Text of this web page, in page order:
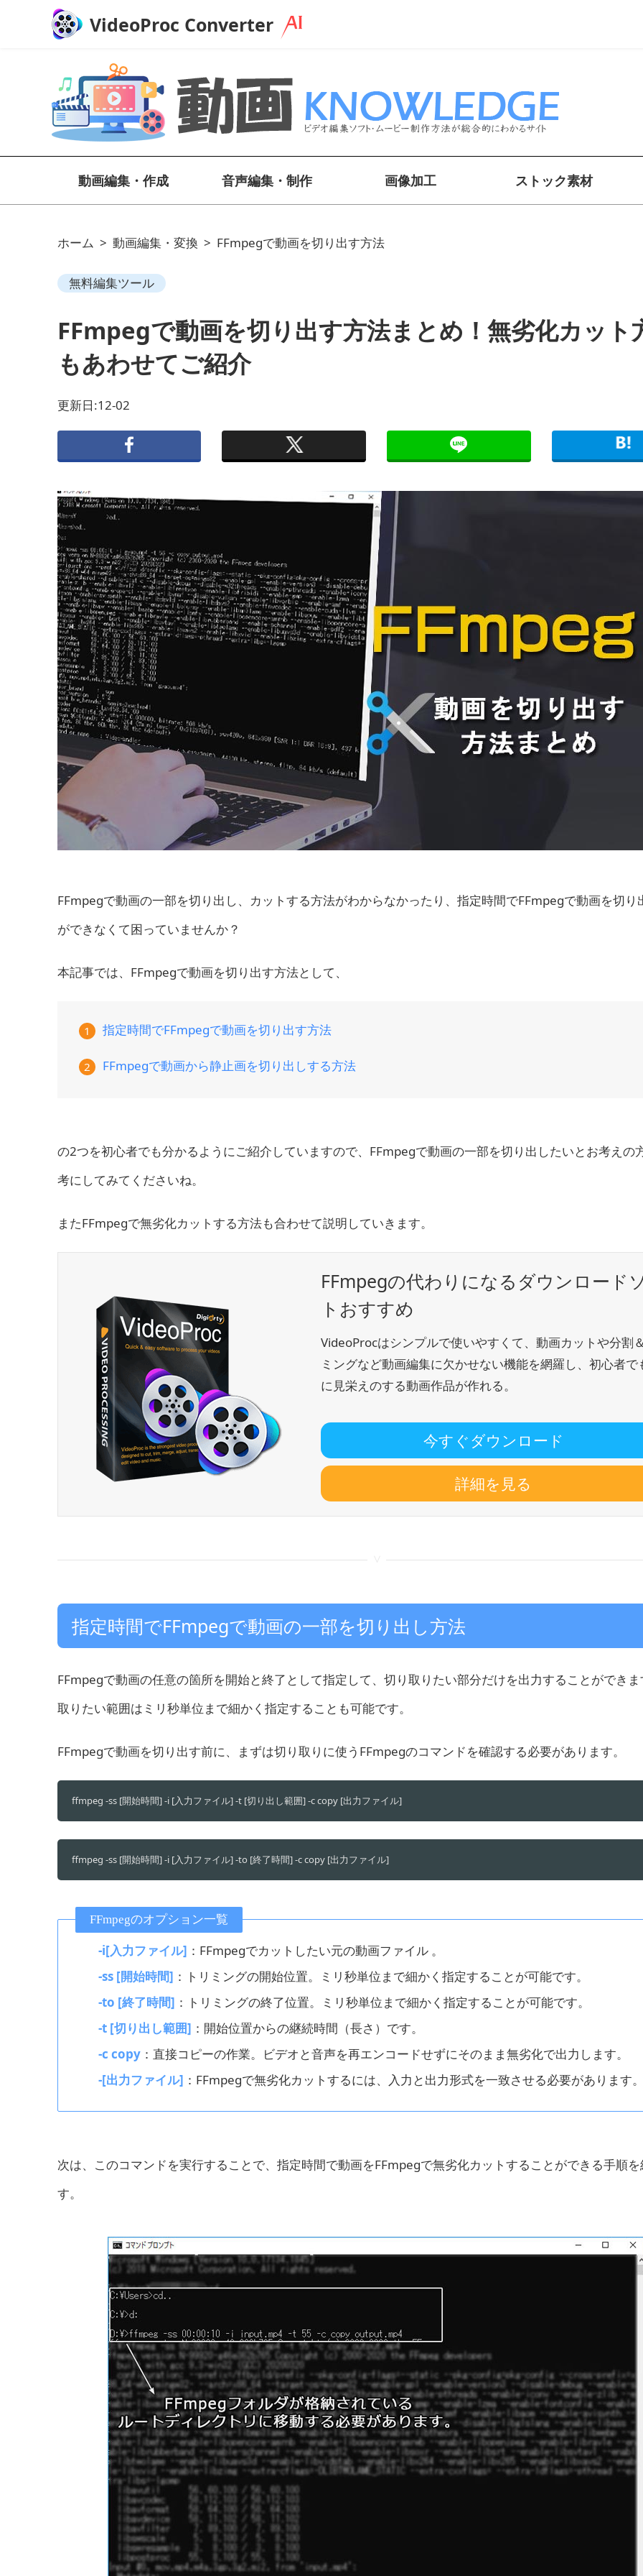
VideoProc Converter
動画編集・作成 音声編集・制作 画像加工 ストック素材
ホーム > 動画編集・変換 > FFmpegで動画を切り出す方法
無料編集ツール
FFmpegで動画を切り出す方法まとめ！無劣化カット
もあわせてご紹介
更新日:12-02
FFmpegで動画の一部を切り出し、カットする方法がわからなかったり、指定時間でFFmpegで動画を切り
ができなくて困っていませんか？
本記事では、FFmpegで動画を切り出す方法として、
1 指定時間でFFmpegで動画を切り出す方法
2 FFmpegで動画から静止画を切り出しする方法
の2つを初心者でも分かるようにご紹介していますので、FFmpegで動画の一部を切り出したいとお考えの
考にしてみてくださいね。
またFFmpegで無劣化カットする方法も合わせて説明していきます。
FFmpegの代わりになるダウンロード
トおすすめ
VideoProcはシンプルで使いやすくて、動画カットや分割
ミングなど動画編集に欠かせない機能を網羅し、初心者で
に見栄えのする動画作品が作れる。
今すぐダウンロード
詳細を見る
指定時間でFFmpegで動画の一部を切り出し方法
FFmpegで動画の任意の箇所を開始と終了として指定して、切り取りたい部分だけを出力することができ
取りたい範囲はミリ秒単位まで細かく指定することも可能です。
FFmpegで動画を切り出す前に、まずは切り取りに使うFFmpegのコマンドを確認する必要があります。
ffmpeg -ss [開始時間] -i [入力ファイル] -t [切り出し範囲] -c copy [出力ファイル]
ffmpeg -ss [開始時間] -i [入力ファイル] -to [終了時間] -c copy [出力ファイル]
FFmpegのオプション一覧
-i[入力ファイル] ：FFmpegでカットしたい元の動画ファイル 。
-ss [開始時間] ：トリミングの開始位置。ミリ秒単位まで細かく指定することが可能です。
-to [終了時間] ：トリミングの終了位置。ミリ秒単位まで細かく指定することが可能です。
-t [切り出し範囲] ：開始位置からの継続時間（長さ）です。
-c copy：直接コピーの作業。ビデオと音声を再エンコードせずにそのまま無劣化で出力します。
-[出力ファイル] ：FFmpegで無劣化カットするには、入力と出力形式を一致させる必要があります
次は、このコマンドを実行することで、指定時間で動画をFFmpegで無劣化カットすることができる手順
す。